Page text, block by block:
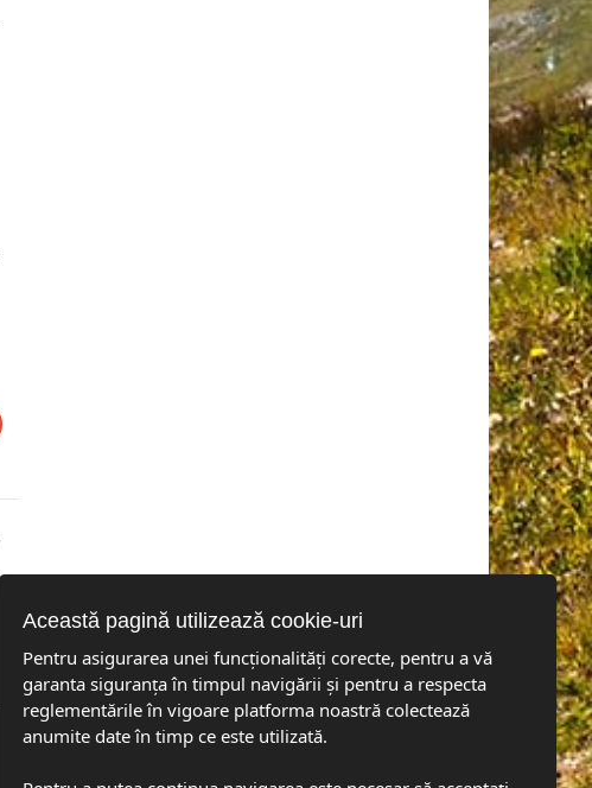
Această pagină utilizează cookie-uri
Pentru asigurarea unei funcționalități corecte, pentru a vă
garanta siguranța în timpul navigării și pentru a respecta
reglementările în vigoare platforma noastră colectează
anumite date în timp ce este utilizată.